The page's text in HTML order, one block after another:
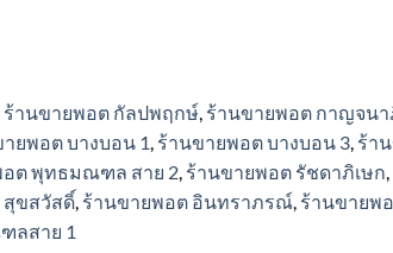
ร้านขายพอต กัลปพฤกษ์, ร้านขายพอต กาญจนา
ยพอต บางบอน 1, ร้านขายพอต บางบอน 3, ร้า
อต พุทธมณฑล สาย 2, ร้านขายพอต รัชดาภิเษก,
สุขสวัสดิ์, ร้านขายพอต อินทราภรณ์, ร้านขายพ
ลสาย 1